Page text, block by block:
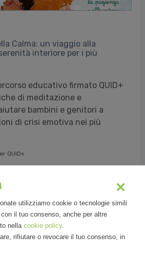
Calma: un viaggio alla
interiore per i più
educativo firmato QUID+
di meditazione e
bambini e genitori a
di crisi emotiva nei più
QUID+
utilizziamo cookie o tecnologie simili
il tuo consenso, anche per altre
nella cookie policy.
rifiutare o revocare il tuo consenso, in